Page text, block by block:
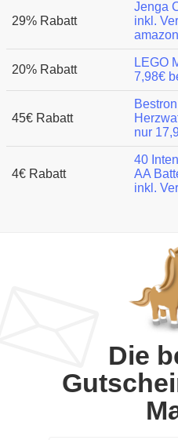
29% Rabatt
Jenga
inkl.
20% Rabatt
LEGO
7,98€
45€ Rabatt
nur
4€ Rabatt
40
AA
inkl.
Die